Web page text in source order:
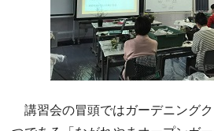
講習会の冒頭ではガーデニング